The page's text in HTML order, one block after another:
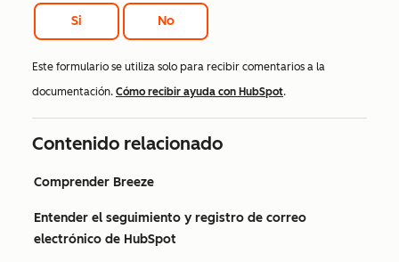
Si No
Este formulario se utiliza solo para recibir comentarios a la
documentación. Cómo recibir ayuda con HubSpot.
Contenido relacionado
Comprender Breeze
Entender el seguimiento y registro de correo
electrónico de HubSpot